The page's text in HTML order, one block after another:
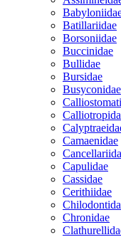
Batillariidae
Borsoniidae
Buccinidae
Bullidae
Bursidae
Busyconidae
Camaenidae
Capulidae
Cassidae
Cerithiidae
Chronidae